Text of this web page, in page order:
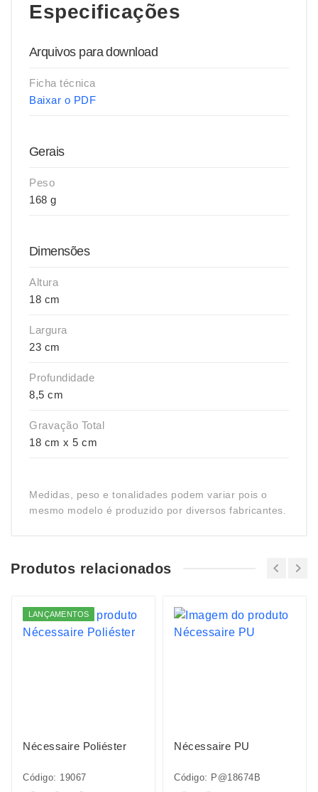
Especificações
Arquivos para download
Ficha técnica
Baixar o PDF
Gerais
Peso
168 g
Dimensões
Altura
18 cm
Largura
23 cm
Profundidade
8,5 cm
Gravação Total
18 cm x 5 cm
Medidas, peso e tonalidades podem variar pois o
mesmo modelo é produzido por diversos fabricantes.
Produtos relacionados
LANÇAMENTOS
Nécessaire Poliéster
Código: 19067
Nécessaire PU
Código: P@18674B